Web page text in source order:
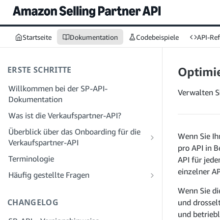
Startseite Dokumentation Codebeispiele API-
ERSTE SCHRITTE
Willkommen bei der SP-API-
Dokumentation
Was ist die Verkaufspartner-API?
Überblick über das Onboarding für die
Verkaufspartner-API
Onboarding als Entwickler
Registrierung vor
Solution Provider Portal
Onboarding als Dienstleister
von Dienstanbietern kennen
Terminologie
Häufig gestellte Fragen
Allgemeines
CHANGELOG
Verwalten
Wenn Sie
pro API in
API für
einzelner
Wenn Sie
und
und